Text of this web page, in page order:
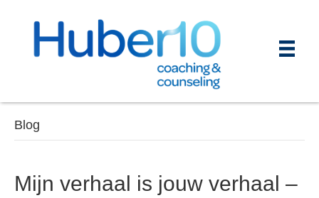
Blog
Mijn verhaal is jouw verhaal –